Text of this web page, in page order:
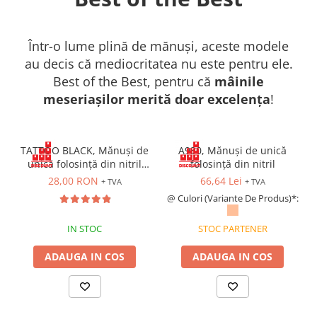
Impermeabile
Pantaloni Impermeabili
Pelerine | Jachete Impermeabile
Imbracaminte TERMOIZOLANTĂ
Costume | Combinezoane
Termoizolante
Veste Termoizolante
Îmbrăcăminte REFLECTORIZANTĂ
Pantaloni si salopete reflectorizante
(HI-VIS)
Costume reflectorizante (HI-VIS)
Într-o lume plină de mănuși, aceste modele
au decis că mediocritatea nu este pentru ele.
Best of the Best, pentru că mâinile
meseriașilor merită doar excelența!
TATTOO BLACK, Mănuși de
unică folosință din nitril
nepudrat, grosime: ~0,11
28,00 RON + TVA
IN STOC
ADAUGA IN COS
A930, Mănuși de unică
folosință din nitril
66,64 Lei + TVA
@ Culori (Variante De Produs)*:
STOC PARTENER
ADAUGA IN COS